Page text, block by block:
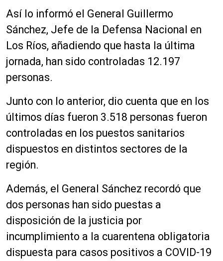
Así lo informó el General Guillermo
Sánchez, Jefe de la Defensa Nacional en
Los Ríos, añadiendo que hasta la última
jornada, han sido controladas 12.197
personas.
Junto con lo anterior, dio cuenta que en los
últimos días fueron 3.518 personas fueron
controladas en los puestos sanitarios
dispuestos en distintos sectores de la
región.
Además, el General Sánchez recordó que
dos personas han sido puestas a
disposición de la justicia por
incumplimiento a la cuarentena obligatoria
dispuesta para casos positivos a COVID-19